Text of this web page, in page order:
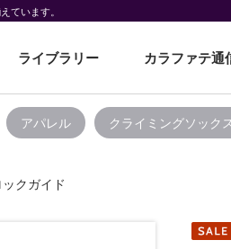
ています。
ライブラリー カラファテ通
アパレル クライミングソック
クガイド